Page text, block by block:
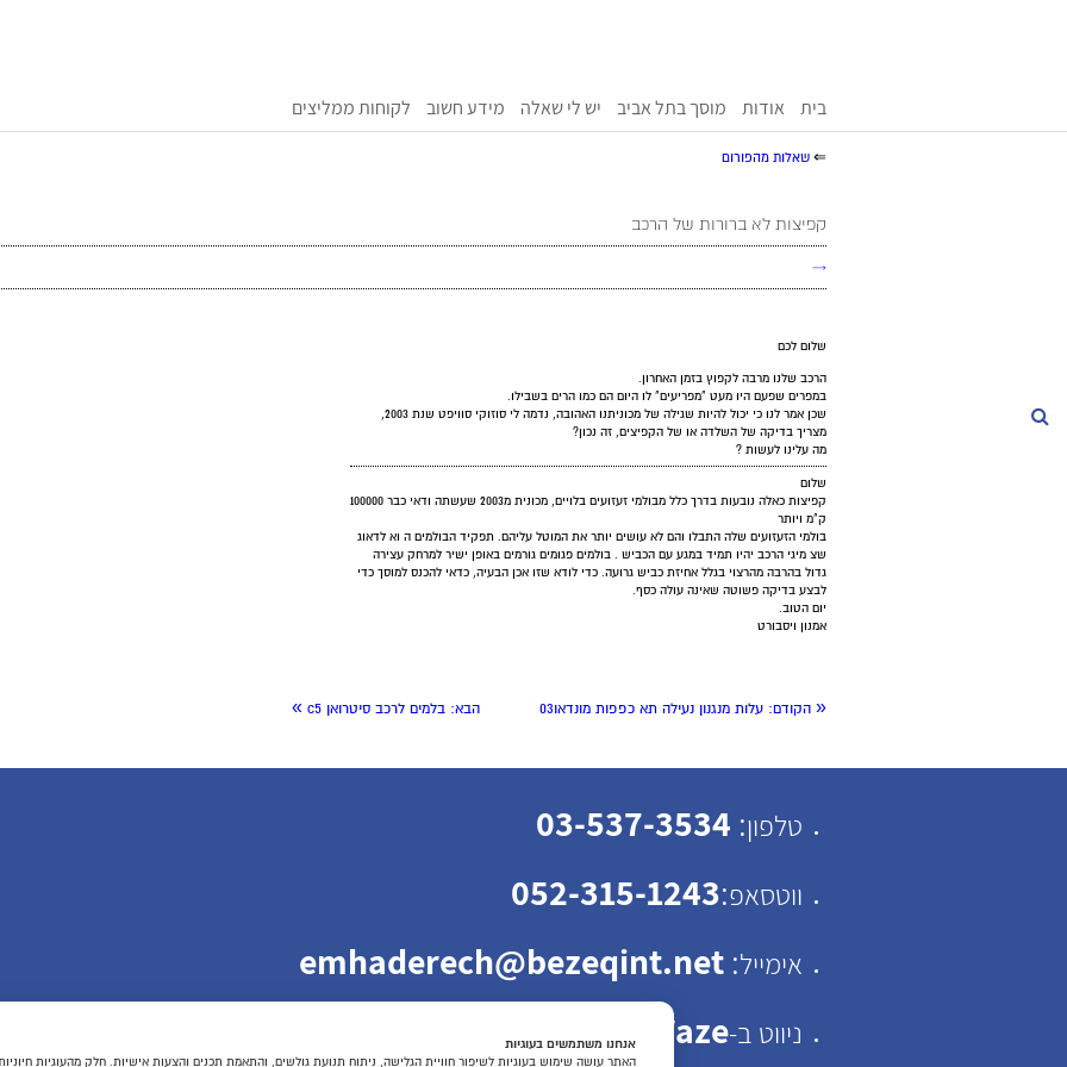
בית אודות מוסך בתל אביב יש לי שאלה מידע חשוב לקוחות ממליצים
⇐ שאלות מהפורום
קפיצות לא ברורות של הרכב
→
שלום לכם
הרכב שלנו מרבה לקפוץ בזמן האחרון.
במפרים שפעם היו מעט "מפריעים" לו היום הם כמו הרים בשבילו.
שכן אמר לנו כי יכול להיות שגילה של מכוניתנו האהובה, נדמה לי סוזוקי סוויפט שנת 2003,
מצריך בדיקה של השלדה או של הקפיצים, זה נכון?
מה עלינו לעשות ?
שלום
קפיצות כאלה נובעות בדרך כלל מבולמי זעזועים בלויים, מכונית מ2003 שעשתה ודאי כבר 100000
ק"מ ויותר
בולמי הזעזועים שלה התבלו והם לא עושים יותר את המוטל עליהם. תפקיד הבולמים ה וא לדאוג
שצ מיגי הרכב יהיו תמיד במגע עם הכביש . בולמים פגומים גורמים באופן ישיר למרחק עצירה
גדול בהרבה מהרצוי בגלל אחיזת כביש גרועה. כדי לודא שזו אכן הבעיה, כדאי להכנס למוסך כדי
לבצע בדיקה פשוטה שאינה עולה כסף.
יום הטוב.
אמנון ויסבורט
« הקודם: עלות מנגנון נעילה תא כפפות מונדאו03 הבא: בלמים לרכב סיטרואן c5 »
טלפון:
03-537-3534
ווטסאפ:
052-315-1243
אימייל:
emhaderech@bezeqint.net
ניווט ב-Waze
אנחנו משתמשים בעוגיות
האתר עושה שימוש בעוגיות לשיפור חוויית הגלישה, ניתוח תנועת גולשים, והתאמת תכנים והצעות אישיות. חלק מהעוגיות